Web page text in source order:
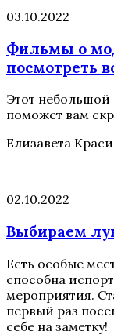
03.10.2022
Фильмы о
посмотреть
Этот
поможет вам
Елизавета
02.10.2022
Выбираем
Есть особые
способна
мероприятия.
первый раз
себе на заметку!